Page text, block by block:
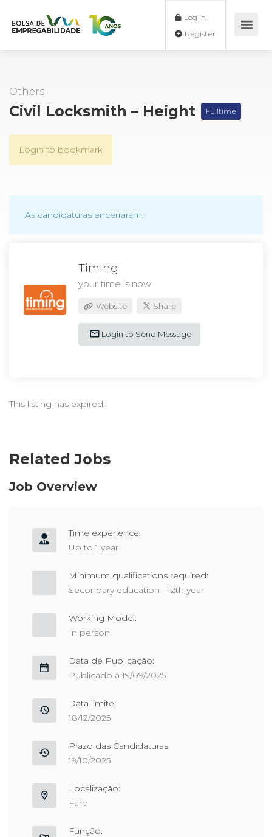
Log In
Others
Civil Locksmith – Height Fulltime
Login to bookmark
As candidaturas encerraram.
Timing
your time is now
Website Share
Login to Send Message
This listing has expired.
Related Jobs
Job Overview
Time experience:
Up to 1 year
Minimum qualifications required:
Secondary education - 12th year
Working Model:
In person
Data de Publicação:
Publicado a 19/09/2025
Data limite:
18/12/2025
Prazo das Candidaturas:
19/10/2025
Localização:
Faro
Função: